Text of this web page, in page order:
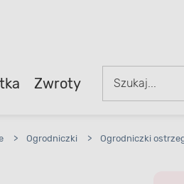
Zwroty
> Ogrodniczki > Ogrodniczki